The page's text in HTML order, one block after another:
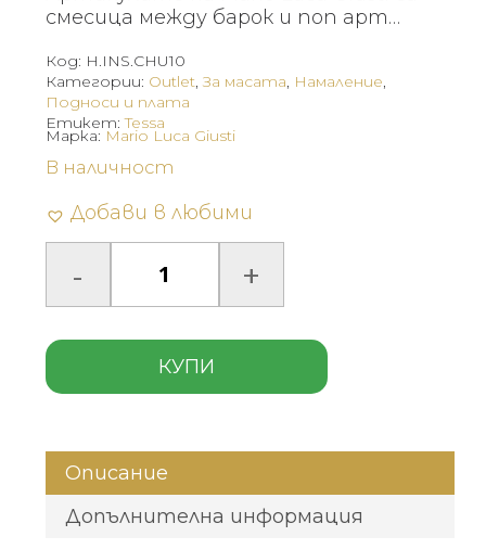
100 €
лв.).
60 €
лв.).
смесица между барок и поп арт…
Код: H.INS.CHU10
Категории: Outlet,За масата, Намаление,
Подноси и плата
Етикет:Tessa
В наличност
Добави в любими
КУПИ
Марка: Mario Luca Giusti
Описание
Допълнителна информация